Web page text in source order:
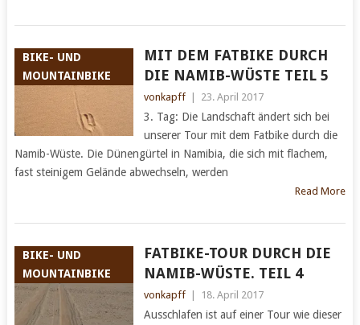
BIKE- UND
MOUNTAINBIKE
MIT DEM FATBIKE DURCH
DIE NAMIB-WÜSTE TEIL 5
vonkapff 23. April 2017
3. Tag: Die Landschaft ändert sich bei
unserer Tour mit dem Fatbike durch die
Namib-Wüste. Die Dünengürtel in Namibia, die sich mit flachem,
fast steinigem Gelände abwechseln, werden
Read More
BIKE- UND
MOUNTAINBIKE
FATBIKE-TOUR DURCH DIE
NAMIB-WÜSTE. TEIL 4
vonkapff 18. April 2017
Ausschlafen ist auf einer Tour wie dieser